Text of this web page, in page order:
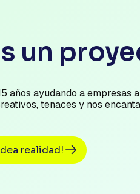
un
años ayudando a empresas
tenaces y nos
realidad!